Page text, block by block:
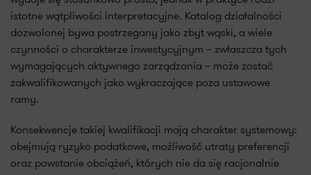
istotne wątpliwości interpretacyjne. Katalog działalności
dozwolonej bywa postrzegany jako zbyt wąski, a wiele
czynności o charakterze inwestycyjnym – zwłaszcza tych
wymagających aktywnego zarządzania – może zostać
zakwalifikowanych jako wykraczające poza ustawowe
ramy.
Konsekwencje takiej kwalifikacji mają charakter systemowy:
obejmują ryzyko podatkowe, możliwość utraty preferencji
oraz powstanie obciążeń, których nie da się racjonalnie